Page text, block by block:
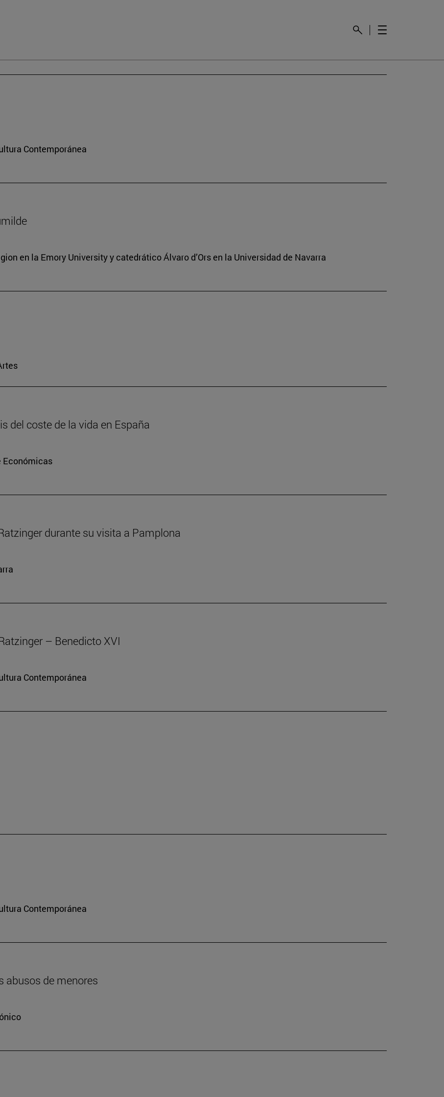
Contemporánea
en la Emory University y catedrático Álvaro d’Ors en la Universidad de Navarra
del coste de la vida en España
Económicas
durante su visita a Pamplona
– Benedicto XVI
Contemporánea
Contemporánea
abusos de menores